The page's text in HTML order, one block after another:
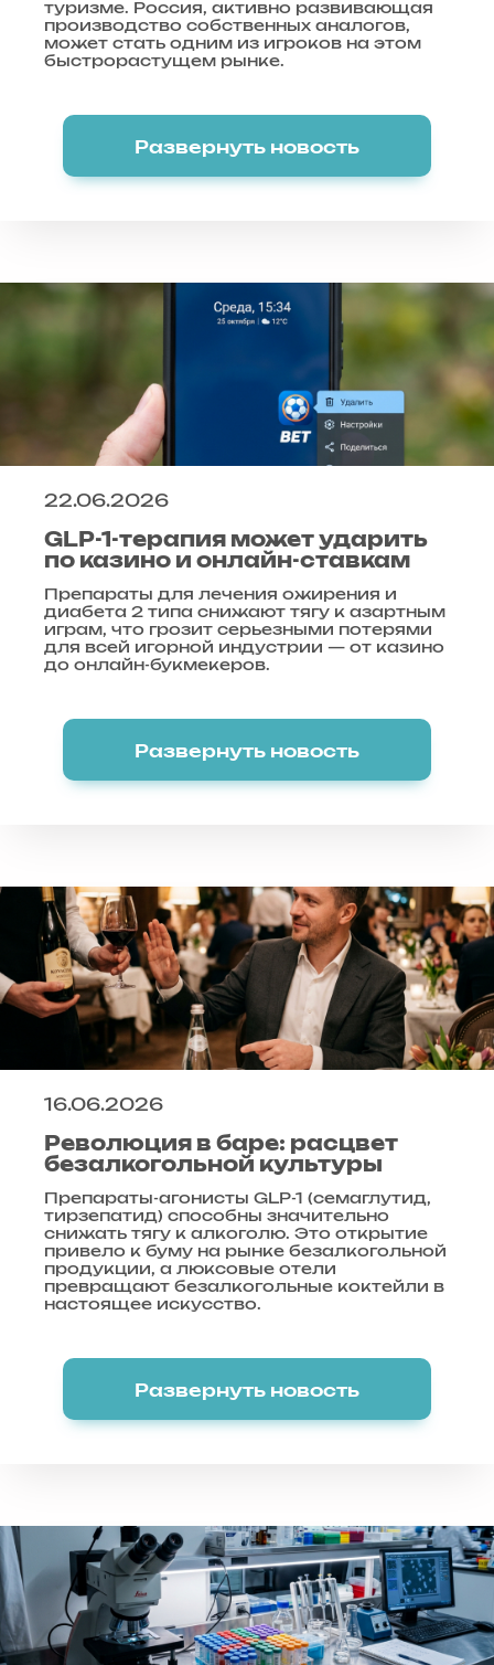
туризме. Россия, активно развивающая
производство собственных аналогов,
может стать одним из игроков на этом
быстрорастущем рынке.
Развернуть новость
22.06.2026
GLP-1-терапия может ударить
по казино и онлайн-ставкам
Препараты для лечения ожирения и
диабета 2 типа снижают тягу к азартным
играм, что грозит серьезными потерями
для всей игорной индустрии — от казино
до онлайн-букмекеров.
Развернуть новость
16.06.2026
Революция в баре: расцвет
безалкогольной культуры
Препараты-агонисты GLP-1 (семаглутид,
тирзепатид) способны значительно
снижать тягу к алкоголю. Это открытие
привело к буму на рынке безалкогольной
продукции, а люксовые отели
превращают безалкогольные коктейли в
настоящее искусство.
Развернуть новость